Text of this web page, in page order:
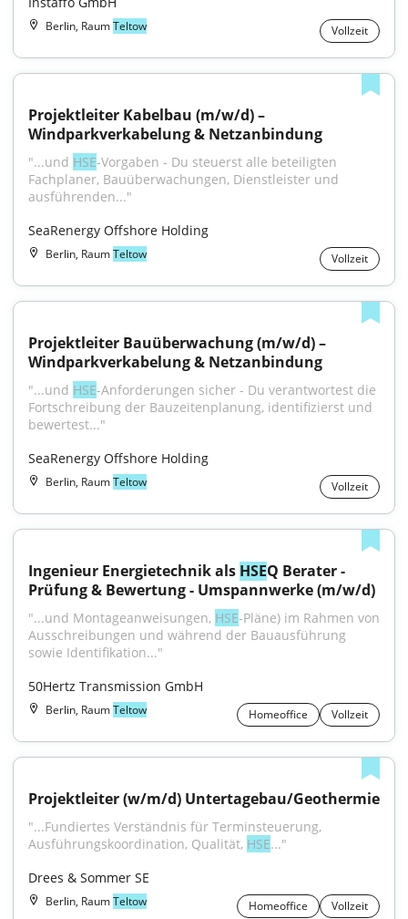
Berlin, RaumTeltow Vollzeit
Projektleiter Kabelbau (m/w/d) –
Windparkverkabelung & Netzanbindung
"...und HSE-Vorgaben - Du steuerst alle beteiligten
Fachplaner, Bauüberwachungen, Dienstleister und
ausführenden..."
SeaRenergy Offshore Holding
Berlin, RaumTeltow Vollzeit
Projektleiter Bauüberwachung (m/w/d) –
Windparkverkabelung & Netzanbindung
"...und HSE-Anforderungen sicher - Du verantwortest die
Fortschreibung der Bauzeitenplanung, identifizierst und
bewertest..."
SeaRenergy Offshore Holding
Berlin, RaumTeltow Vollzeit
Ingenieur Energietechnik als HSEQ Berater -
Prüfung & Bewertung - Umspannwerke (m/w/d)
"...und Montageanweisungen, HSE-Pläne) im Rahmen von
Ausschreibungen und während der Bauausführung
sowie Identifikation..."
50Hertz Transmission GmbH
Berlin, RaumTeltow Homeoffice Vollzeit
Projektleiter (w/m/d) Untertagebau/Geothermie
"...Fundiertes Verständnis für Terminsteuerung,
Ausführungskoordination, Qualität, HSE..."
Drees & Sommer SE
Berlin, RaumTeltow Homeoffice Vollzeit